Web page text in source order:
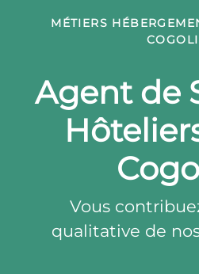
MÉTIERS
Agent de
Vous
qualitative de